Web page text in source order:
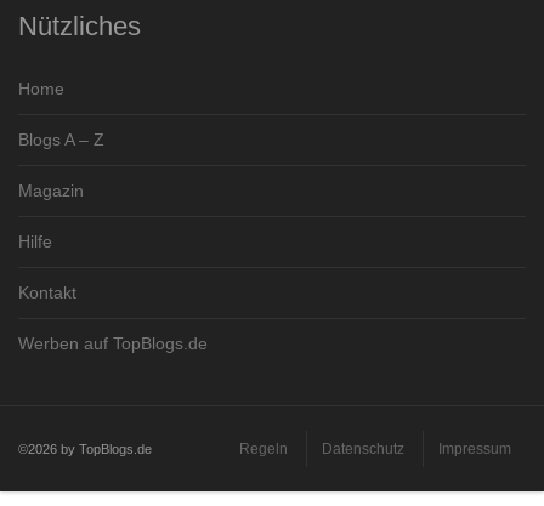
Nützliches
Home
Blogs A – Z
Magazin
Hilfe
Kontakt
Werben auf TopBlogs.de
©2026 by TopBlogs.de Regeln Datenschutz Impressum